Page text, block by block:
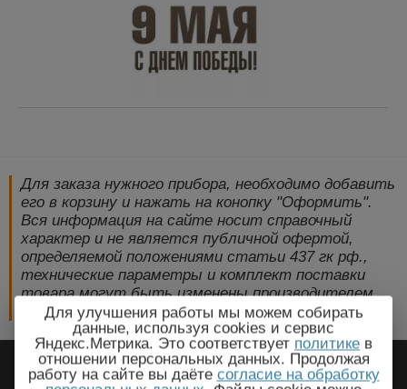
Для заказа нужного прибора, необходимо добавить
его в корзину и нажать на конопку "Оформить".
Вся информация на сайте носит справочный
характер и не является публичной офертой,
определяемой положениями статьи 437 гк рф.,
технические параметры и комплект поставки
товара могут быть изменены производителем
без предварительного уведомления!
2009-2026 © ЭлектроПрогресс -
Электротехническое оборудование
Для улучшения работы мы можем собирать
данные, используя cookies и сервис
Яндекс.Метрика. Это соответствует политике в
отношении персональных данных. Продолжая
работу на сайте вы даёте согласие на обработку